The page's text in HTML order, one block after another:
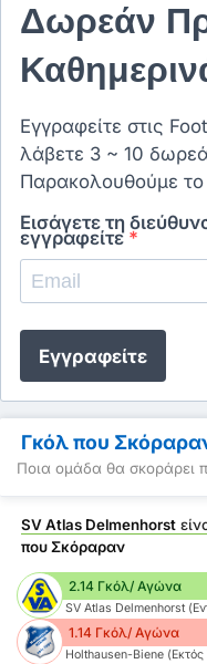
Δωρεάν
Εγγραφείτε στις
λάβετε 3 ~ 10
Παρακολουθούμε το
Εισάγετε τη
εγγραφείτε *
Εγγραφείτε
Γκόλ που
Ποια ομάδα θα σκοράρει
SV Atlas Delmenhorst
που Σκόραραν
2.14 Γκόλ/ Αγώνα
SV Atlas Delmenhorst
1.14 Γκόλ/ Αγώνα
Holthausen-Biene